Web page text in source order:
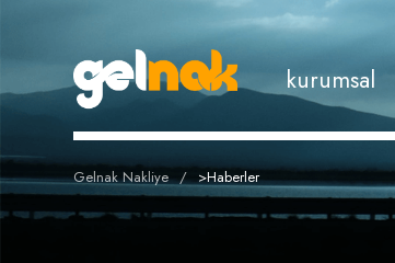
kurumsal
Gelnak Nakliye >Haberler